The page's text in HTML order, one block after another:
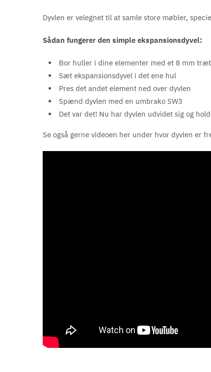
Dyvlen er velegnet til at samle store møbler,
Sådan fungerer den simple ekspansionsdyvel:
Bor huller i dine elementer med et 8 mm
Sæt ekspansionsdyvel i det ene hul
Pres det andet element ned over dyvlen
Spænd dyvlen med en umbrako SW3
Det var det! Nu har dyvlen udvidet sig og
Se også gerne videoen her under hvor dyvlen er